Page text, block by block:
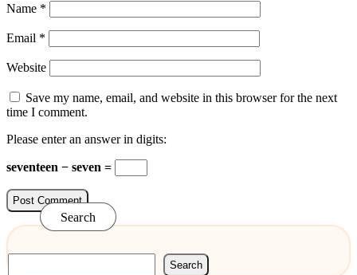
Name *
Email *
Website
Save my name, email, and website in this browser for the next
time I comment.
Please enter an answer in digits:
seventeen − seven =
Search
Search